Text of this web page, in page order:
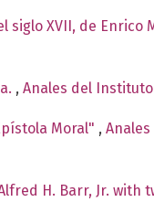
siglo XVII, de Enrico
, Anales del
Moral" ,
H. Barr, Jr.